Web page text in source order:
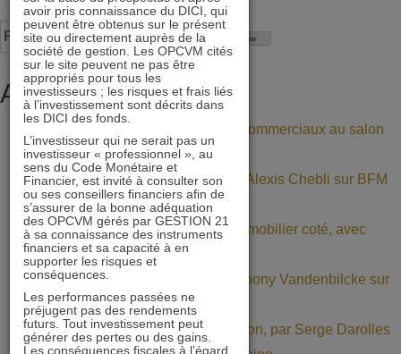
rendement-
attractif
2016
Rechercher :
Articles récents
Retrouvez nos gérants et commerciaux au salon
Patrimonia (stand A11)
BNP Paribas : interview d’Alexis Chebli sur BFM
Bourse
Décote persistante sur l’immobilier coté, avec
Daniel Tondu
Mercialys : interview d’Anthony Vandenbilcke sur
BFM Bourse
La Value dans une allocation, par Serge Darolles
avoir pris connaissance du DICI, qui
peuvent être obtenus sur le présent
site ou directement auprès de la
société de gestion. Les OPCVM cités
sur le site peuvent ne pas être
appropriés pour tous les
investisseurs ; les risques et frais liés
à l’investissement sont décrits dans
les DICI des fonds.
L’investisseur qui ne serait pas un
investisseur « professionnel », au
sens du Code Monétaire et
Financier, est invité à consulter son
ou ses conseillers financiers afin de
s’assurer de la bonne adéquation
des OPCVM gérés par GESTION 21
à sa connaissance des instruments
financiers et sa capacité à en
supporter les risques et
conséquences.
Les performances passées ne
préjugent pas des rendements
futurs. Tout investissement peut
générer des pertes ou des gains.
Les conséquences fiscales à l’égard